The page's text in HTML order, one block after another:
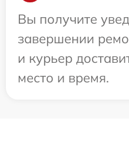
Вы получите
завершении
и курьер
место и время.